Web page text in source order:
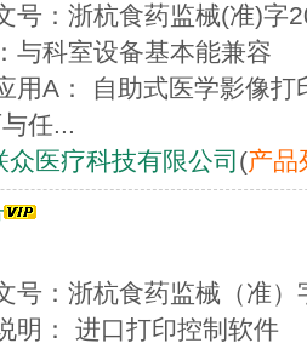
号：浙杭食药监械(准)
与科室设备基本能兼容
用A： 自助式医学影
任...
众医疗科技有限公司 (产品
号：浙杭食药监械（
明： 进口打印控制软